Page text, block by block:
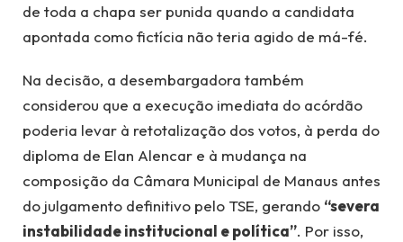
de toda a chapa ser punida quando a candidata
apontada como fictícia não teria agido de má-fé.
Na decisão, a desembargadora também
considerou que a execução imediata do acórdão
poderia levar à retotalização dos votos, à perda do
diploma de Elan Alencar e à mudança na
composição da Câmara Municipal de Manaus antes
do julgamento definitivo pelo TSE, gerando “severa
instabilidade institucional e política”. Por isso,